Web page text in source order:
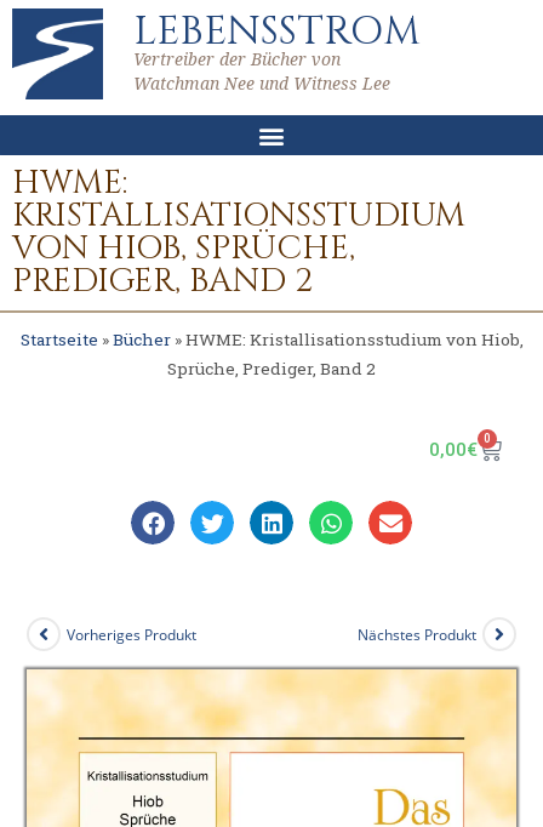
LEBENSSTROM
Vertreiber der Bücher von
Watchman Nee und Witness Lee
HWME:
KRISTALLISATIONSSTUDIUM
VON HIOB, SPRÜCHE,
PREDIGER, BAND 2
Startseite »Bücher»HWME: Kristallisationsstudium von Hiob,
Sprüche, Prediger, Band 2
0,00€ 0
Vorheriges Produkt Nächstes Produkt